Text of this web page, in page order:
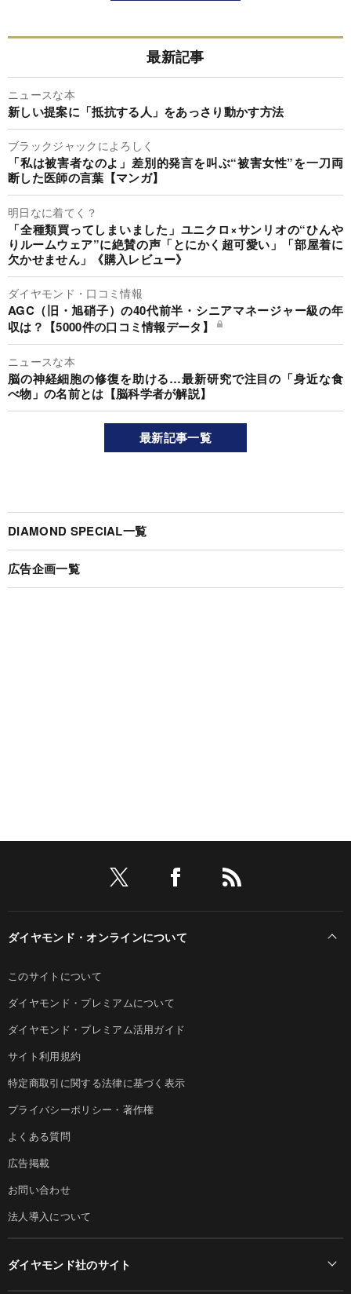
最新記事
ニュースな本
新しい提案に「抵抗する人」をあっさり動かす方法
ブラックジャックによろしく
「私は被害者なのよ」差別的発言を叫ぶ“被害女性”を一刀両
断した医師の言葉【マンガ】
明日なに着てく？
「全種類買ってしまいました」ユニクロ×サンリオの“ひんや
りルームウェア”に絶賛の声「とにかく超可愛い」「部屋着に
欠かせません」《購入レビュー》
ダイヤモンド・口コミ情報
AGC（旧・旭硝子）の40代前半・シニアマネージャー級の年
収は？【5000件の口コミ情報データ】
ニュースな本
脳の神経細胞の修復を助ける…最新研究で注目の「身近な食
べ物」の名前とは【脳科学者が解説】
最新記事一覧
DIAMOND SPECIAL一覧
広告企画一覧
ダイヤモンド・オンラインについて
このサイトについて
ダイヤモンド・プレミアムについて
ダイヤモンド・プレミアム活用ガイド
サイト利用規約
特定商取引に関する法律に基づく表示
プライバシーポリシー・著作権
よくある質問
広告掲載
お問い合わせ
法人導入について
ダイヤモンド社のサイト